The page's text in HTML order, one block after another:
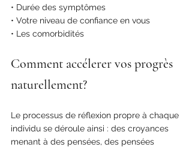
• Durée des symptômes
• Votre niveau de confiance en vous
• Les comorbidités
Comment accélerer vos progrès
naturellement?
Le processus de réflexion propre à chaque
individu se déroule ainsi : des croyances
menant à des pensées, des pensées